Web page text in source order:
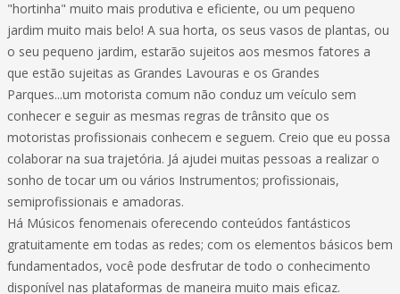
"hortinha" muito mais produtiva e eficiente, ou um pequeno
jardim muito mais belo! A sua horta, os seus vasos de plantas, ou
o seu pequeno jardim, estarão sujeitos aos mesmos fatores a
que estão sujeitas as Grandes Lavouras e os Grandes
Parques...um motorista comum não conduz um veículo sem
conhecer e seguir as mesmas regras de trânsito que os
motoristas profissionais conhecem e seguem. Creio que eu possa
colaborar na sua trajetória. Já ajudei muitas pessoas a realizar o
sonho de tocar um ou vários Instrumentos; profissionais,
semiprofissionais e amadoras.
Há Músicos fenomenais oferecendo conteúdos fantásticos
gratuitamente em todas as redes; com os elementos básicos bem
fundamentados, você pode desfrutar de todo o conhecimento
disponível nas plataformas de maneira muito mais eficaz.